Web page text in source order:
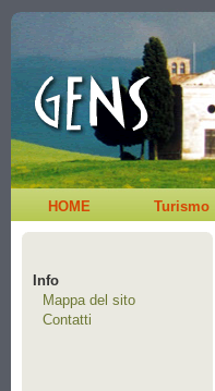
HOME Turismo
Info
Mappa del sito
Contatti